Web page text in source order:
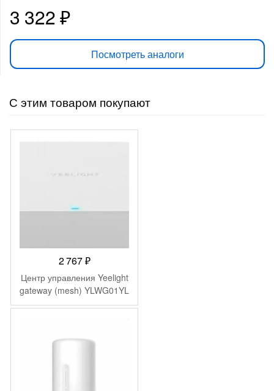
3 322₽
Посмотреть аналоги
С этим товаром покупают
2 767₽
Центр управления Yeelight
gateway (mesh) YLWG01YL